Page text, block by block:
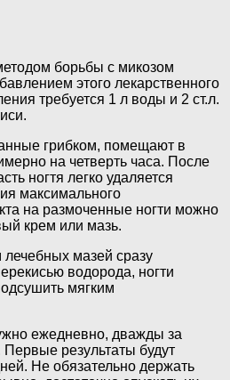
борьбы с микозом
этого лекарственного
требуется 1 л воды и 2 ст.л.
грибком, помещают в
на четверть часа. После
ногтя легко удаляется
максимального
на размоченные ногти можно
крем или мазь.
мазей сразу
водорода, ногти
мягким
ежедневно, дважды за
Первые результаты будут
Не обязательно держать